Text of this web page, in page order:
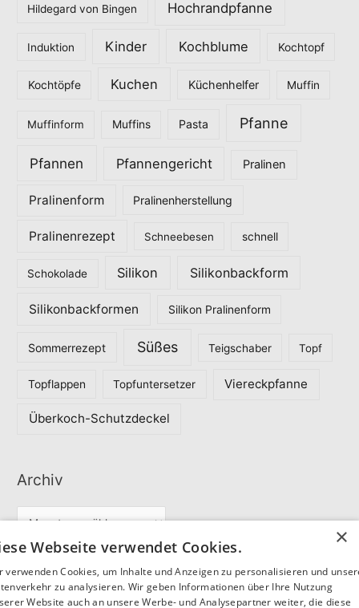
Hildegard von Bingen Hochrandpfanne
Induktion Kinder Kochblume Kochtopf
Kochtöpfe Kuchen Küchenhelfer Muffin
Muffinform Muffins Pasta Pfanne
Pfannen Pfannengericht Pralinen
Pralinenform Pralinenherstellung
Pralinenrezept Schneebesen schnell
Schokolade Silikon Silikonbackform
Silikonbackformen Silikon Pralinenform
Sommerrezept Süßes Teigschaber Topf
Topflappen Topfuntersetzer Viereckpfanne
Überkoch-Schutzdeckel
Archiv
i
Partner
×
Webseite verwendet Cookies.
verwenden Cookies, um Inhalte und Anzeigen zu personalisieren und
zu analysieren. Wir geben Informationen über Ihre Nutzung
Website auch an unsere Werbe- und Analysepartner weiter, die diese